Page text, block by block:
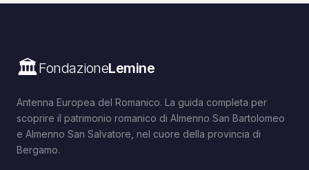
🏛️FondazioneLemine
Antenna Europea del Romanico. La guida completa per
scoprire il patrimonio romanico di Almenno San Bartolomeo
e Almenno San Salvatore, nel cuore della provincia di
Bergamo.